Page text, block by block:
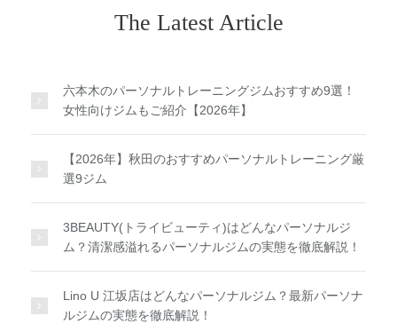
The Latest Article
六本木のパーソナルトレーニングジムおすすめ9選！
女性向けジムもご紹介【2026年】
【2026年】秋田のおすすめパーソナルトレーニング厳
選9ジム
3BEAUTY(トライビューティ)はどんなパーソナルジ
ム？清潔感溢れるパーソナルジムの実態を徹底解説！
Lino U 江坂店はどんなパーソナルジム？最新パーソナ
ルジムの実態を徹底解説！